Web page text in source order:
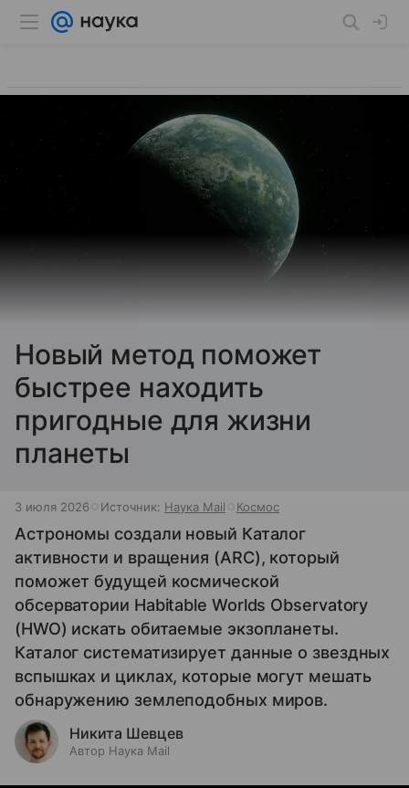
Новый метод поможет
быстрее находить
пригодные для жизни
планеты
3 июля 2026 Источник: Наука Mail Космос
Астрономы создали новый Каталог
активности и вращения (ARC), который
поможет будущей космической
обсерватории Habitable Worlds Observatory
(HWO) искать обитаемые экзопланеты.
Каталог систематизирует данные о звездных
вспышках и циклах, которые могут мешать
обнаружению землеподобных миров.
Никита Шевцев
Автор Наука Mail